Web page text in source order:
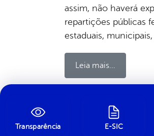
assim, não haverá
repartições públicas
estaduais,
Leia mais...
última modificação em 03/
Transparência E-SIC